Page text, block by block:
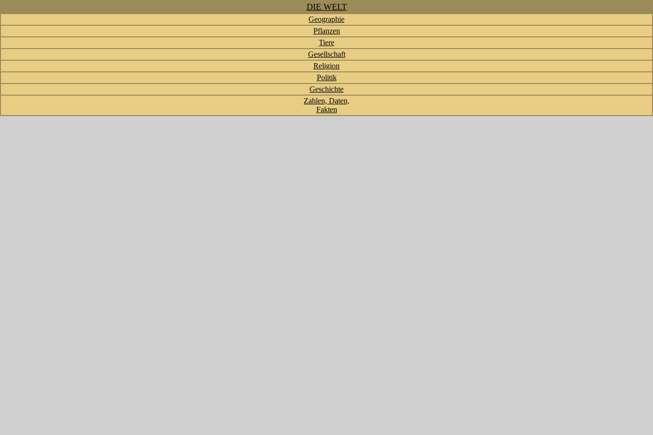
DIE WELT
Geographie
Pflanzen
Tiere
Gesellschaft
Religion
Politik
Geschichte
Zahlen, Daten,
Fakten